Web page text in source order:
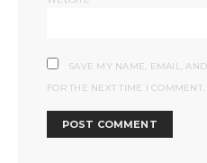
SAVE MY NAME, EMAIL,
FOR THE NEXT TIME I COMMENT.